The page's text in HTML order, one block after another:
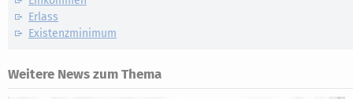
Erlass
Existenzminimum
Weitere News zum Thema